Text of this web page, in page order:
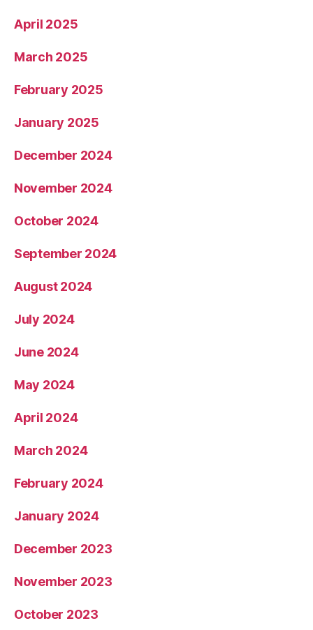
April 2025
March 2025
February 2025
January 2025
December 2024
November 2024
October 2024
September 2024
August 2024
July 2024
June 2024
May 2024
April 2024
March 2024
February 2024
January 2024
December 2023
November 2023
October 2023